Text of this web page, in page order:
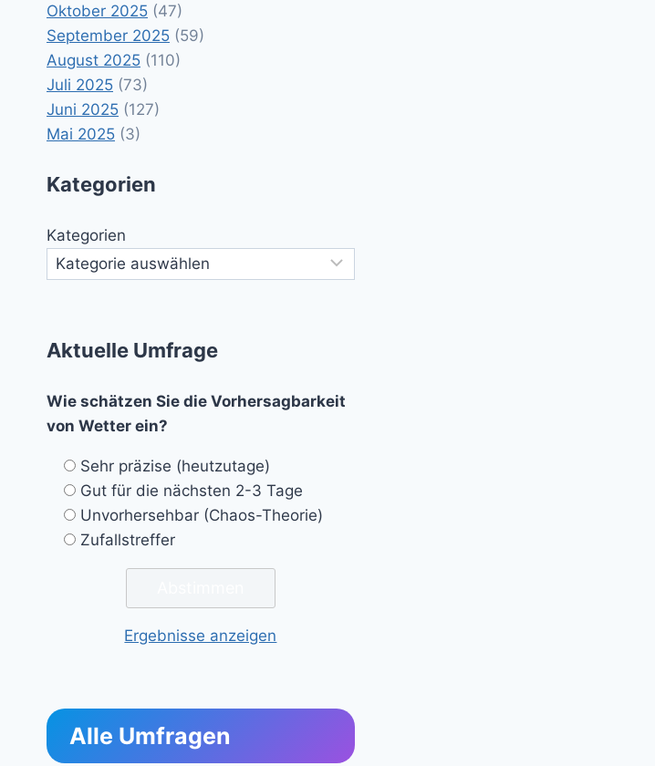
Oktober 2025 (47)
September 2025 (59)
August 2025 (110)
Juli 2025 (73)
Juni 2025 (127)
Mai 2025 (3)
Kategorien
Kategorien
Aktuelle Umfrage
Wie schätzen Sie die Vorhersagbarkeit
von Wetter ein?
Sehr präzise (heutzutage)
Gut für die nächsten 2-3 Tage
Unvorhersehbar (Chaos-Theorie)
Zufallstreffer
Ergebnisse anzeigen
Alle Umfragen